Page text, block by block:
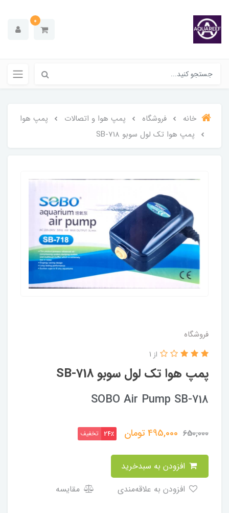
0
خانه فروشگاه پمپ هوا و اتصالات
پمپ هوا
پمپ هوا تک لول سوبو SB-718
فروشگاه
پمپ هوا تک لول سوبو SB-718
از 1
SOBO Air Pump SB-718
650,000
495,000تومان 24٪ تخفیف
مقایسه